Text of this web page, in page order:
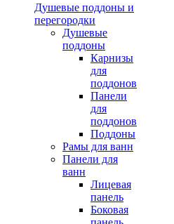
Душевые поддоны и
перегородки
Душевые
поддоны
Карнизы
для
поддонов
Панели
для
поддонов
Поддоны
Рамы для ванн
Панели для
ванн
Лицевая
панель
Боковая